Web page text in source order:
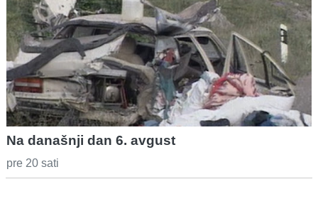
Na današnji dan 6. avgust
pre 20 sati